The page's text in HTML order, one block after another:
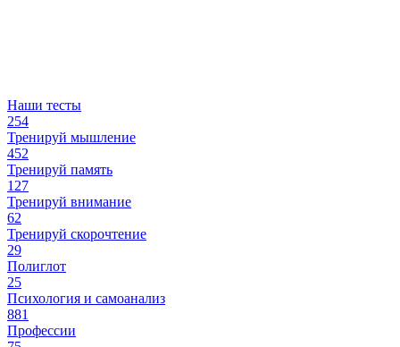
Наши тесты
254
Тренируй мышление
452
Тренируй память
127
Тренируй внимание
62
Тренируй скорочтение
29
Полиглот
25
Психология и самоанализ
881
Профессии